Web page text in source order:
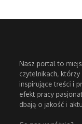
Nasz portal to
czytelnikach,
inspirujące treści i
efekt pracy
dbają o jakość i